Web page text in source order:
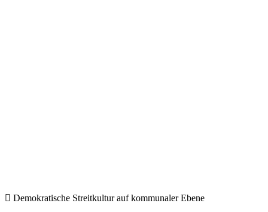
Demokratische Streitkultur auf kommunaler Ebene